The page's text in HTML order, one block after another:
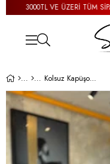
3000TL VE ÜZERİ TÜM
Kolsuz Kapüşonlu Yıkamalı Pamuk İndigo Elbise